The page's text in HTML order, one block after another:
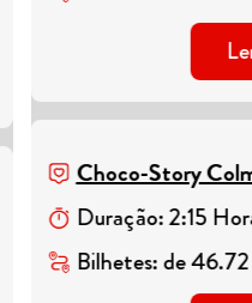
Choco-Story
Duração:2:15
Bilhetes:de46.72